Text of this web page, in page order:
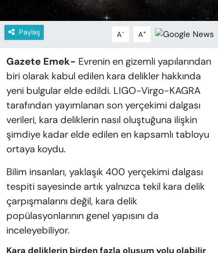
Paylaş A- A+
Gazete Emek- Evrenin en gizemli yapılarından
biri olarak kabul edilen kara delikler hakkında
yeni bulgular elde edildi. LIGO-Virgo-KAGRA
tarafından yayımlanan son yerçekimi dalgası
verileri, kara deliklerin nasıl oluştuğuna ilişkin
şimdiye kadar elde edilen en kapsamlı tabloyu
ortaya koydu.
Bilim insanları, yaklaşık 400 yerçekimi dalgası
tespiti sayesinde artık yalnızca tekil kara delik
çarpışmalarını değil, kara delik
popülasyonlarının genel yapısını da
inceleyebiliyor.
MAGAZİN
YAZAR KÖŞESİ
SİYASET
VAN VE DİYARBAKIR HABERLERİ